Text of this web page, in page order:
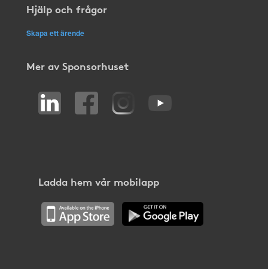
Hjälp och frågor
Skapa ett ärende
Mer av Sponsorhuset
Ladda hem vår mobilapp